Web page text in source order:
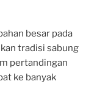
besar pada
tradisi sabung
pertandingan
ke banyak